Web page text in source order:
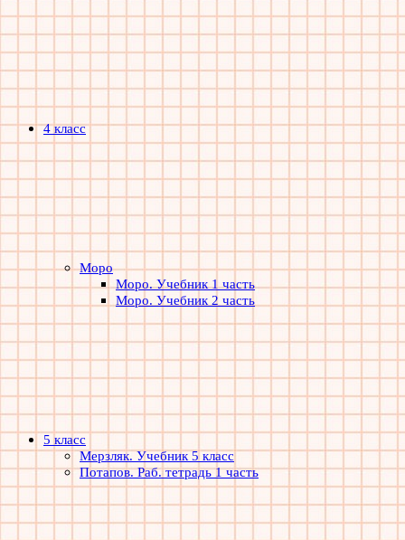
4 класс
Моро
Моро. Учебник 1 часть
Моро. Учебник 2 часть
5 класс
Мерзляк. Учебник 5 класс
Потапов. Раб. тетрадь 1 часть